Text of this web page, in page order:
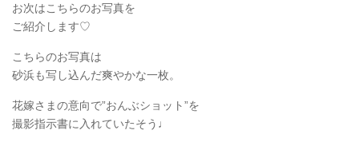
お次はこちらのお写真を
ご紹介します♡
こちらのお写真は
砂浜も写し込んだ爽やかな一枚。
花嫁さまの意向で”おんぶショット”を
撮影指示書に入れていたそう♩